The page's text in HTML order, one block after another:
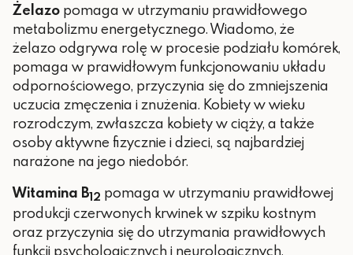
Żelazo pomaga w utrzymaniu prawidłowego
metabolizmu energetycznego. Wiadomo, że
żelazo odgrywa rolę w procesie podziału komórek,
pomaga w prawidłowym funkcjonowaniu układu
odpornościowego, przyczynia się do zmniejszenia
uczucia zmęczenia i znużenia. Kobiety w wieku
rozrodczym, zwłaszcza kobiety w ciąży, a także
osoby aktywne fizycznie i dzieci, są najbardziej
narażone na jego niedobór.
Witamina B12 pomaga w utrzymaniu prawidłowej
produkcji czerwonych krwinek w szpiku kostnym
oraz przyczynia się do utrzymania prawidłowych
funkcji psychologicznych i neurologicznych,